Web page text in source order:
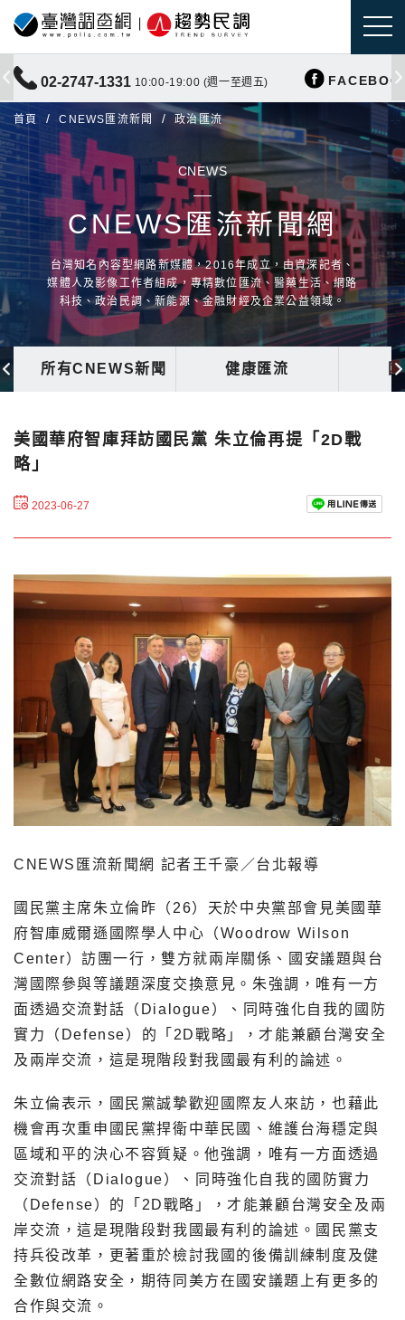
02-2747-1331 10:00-19:00 (週一至週五)
首頁 CNEWS匯流新聞 政治匯流
CNEWS
CNEWS匯流新聞網
台灣知名內容型網路新媒體，2016年成立，由資深記者、
媒體人及影像工作者組成，專精數位匯流、醫藥生活、網路
科技、政治民調、新能源、金融財經及企業公益領域。
所有CNEWS新聞 健康匯流
美國華府智庫拜訪國民黨 朱立倫再提「2D戰
略」
2023-06-27
CNEWS匯流新聞網 記者王千豪／台北報導
國民黨主席朱立倫昨（26）天於中央黨部會見美國華
府智庫威爾遜國際學人中心（Woodrow Wilson
Center）訪團一行，雙方就兩岸關係、國安議題與台
灣國際參與等議題深度交換意見。朱強調，唯有一方
面透過交流對話（Dialogue）、同時強化自我的國防
實力（Defense）的「2D戰略」，才能兼顧台灣安全
及兩岸交流，這是現階段對我國最有利的論述。
朱立倫表示，國民黨誠摯歡迎國際友人來訪，也藉此
機會再次重申國民黨捍衛中華民國、維護台海穩定與
區域和平的決心不容質疑。他強調，唯有一方面透過
交流對話（Dialogue）、同時強化自我的國防實力
（Defense）的「2D戰略」，才能兼顧台灣安全及兩
岸交流，這是現階段對我國最有利的論述。國民黨支
持兵役改革，更著重於檢討我國的後備訓練制度及健
全數位網路安全，期待同美方在國安議題上有更多的
合作與交流。